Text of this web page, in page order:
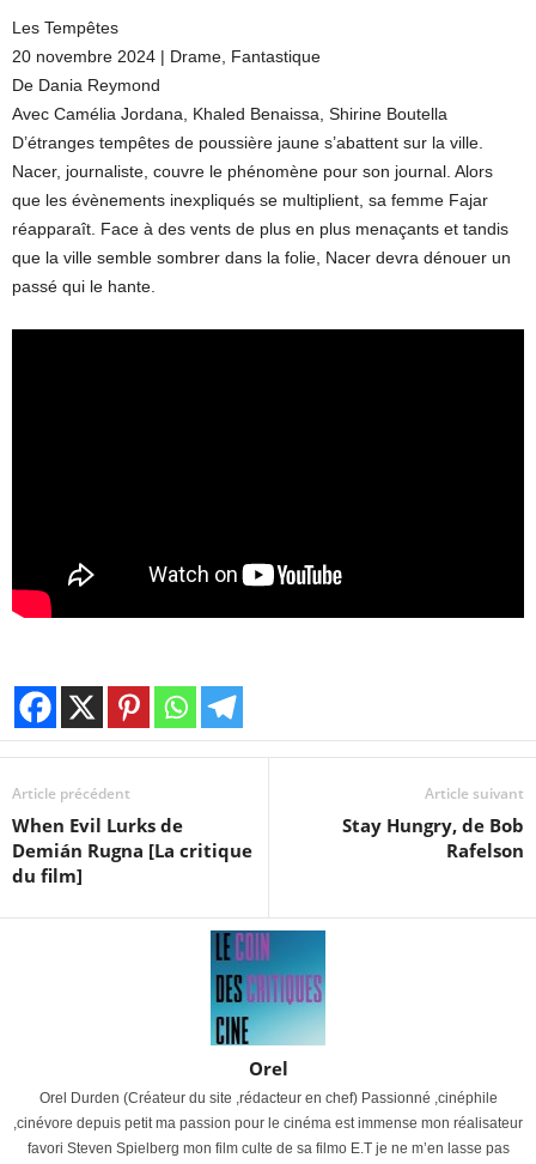
Les Tempêtes
20 novembre 2024 | Drame, Fantastique
De Dania Reymond
Avec Camélia Jordana, Khaled Benaissa, Shirine Boutella
D’étranges tempêtes de poussière jaune s’abattent sur la ville.
Nacer, journaliste, couvre le phénomène pour son journal. Alors
que les évènements inexpliqués se multiplient, sa femme Fajar
réapparaît. Face à des vents de plus en plus menaçants et tandis
que la ville semble sombrer dans la folie, Nacer devra dénouer un
passé qui le hante.
Article précédent
When Evil Lurks de
Demián Rugna [La critique
du film]
Article suivant
Stay Hungry, de Bob
Rafelson
Orel
Orel Durden (Créateur du site ,rédacteur en chef) Passionné ,cinéphile
,cinévore depuis petit ma passion pour le cinéma est immense mon réalisateur
favori Steven Spielberg mon film culte de sa filmo E.T je ne m’en lasse pas